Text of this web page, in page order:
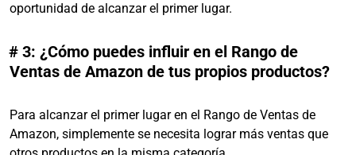
oportunidad de alcanzar el primer lugar.
# 3: ¿Cómo puedes influir en el Rango de
Ventas de Amazon de tus propios productos?
Para alcanzar el primer lugar en el Rango de Ventas de
Amazon, simplemente se necesita lograr más ventas que